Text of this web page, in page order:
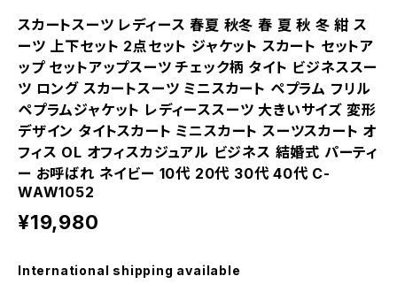
スカートスーツ レディース 春夏 秋冬 春 夏 秋 冬 紺 ス
ーツ 上下セット 2点セット ジャケット スカート セットア
ップ セットアップスーツ チェック柄 タイト ビジネススー
ツ ロング スカートスーツ ミニスカート ペプラム フリル
ペプラムジャケット レディーススーツ 大きいサイズ 変形
デザイン タイトスカート ミニスカート スーツスカート オ
フィス OL オフィスカジュアル ビジネス 結婚式 パーティ
ー お呼ばれ ネイビー 10代 20代 30代 40代 C-
WAW1052
¥19,980
International shipping available